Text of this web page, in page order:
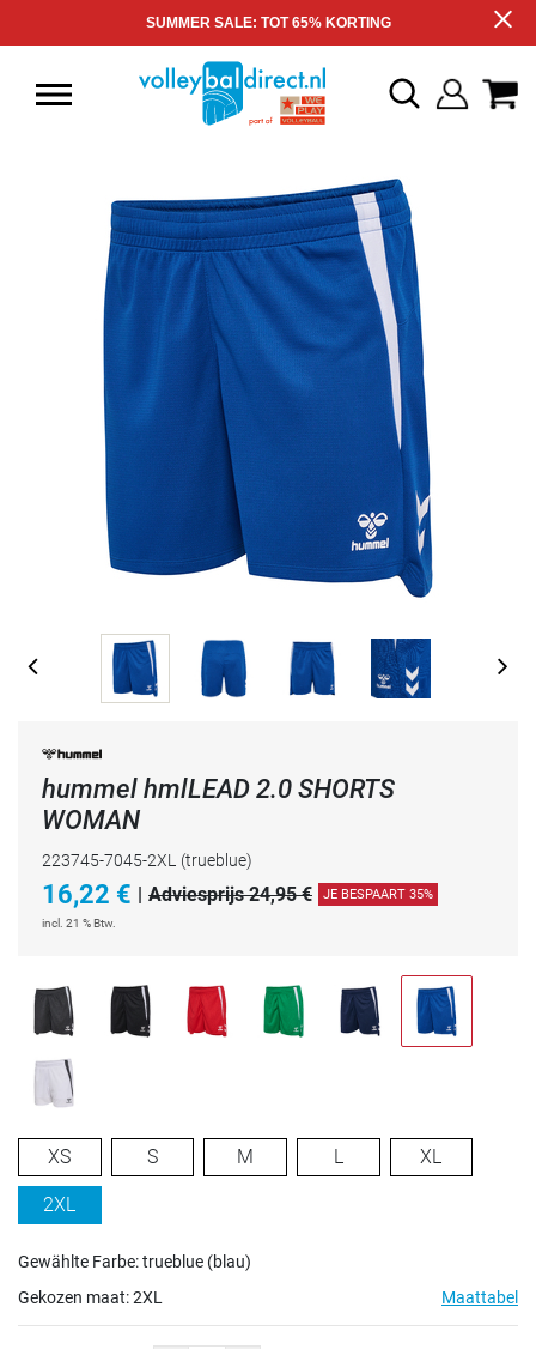
SUMMER SALE: TOT 65% KORTING
hummel hmlLEAD 2.0 SHORTS
WOMAN
223745-7045-2XL (trueblue)
16,22 € | Adviesprijs 24,95 € JE BESPAART 35%
incl. 21 % Btw.
XS S M L XL
2XL
Gewählte Farbe: trueblue (blau)
Gekozen maat:2XL Maattabel